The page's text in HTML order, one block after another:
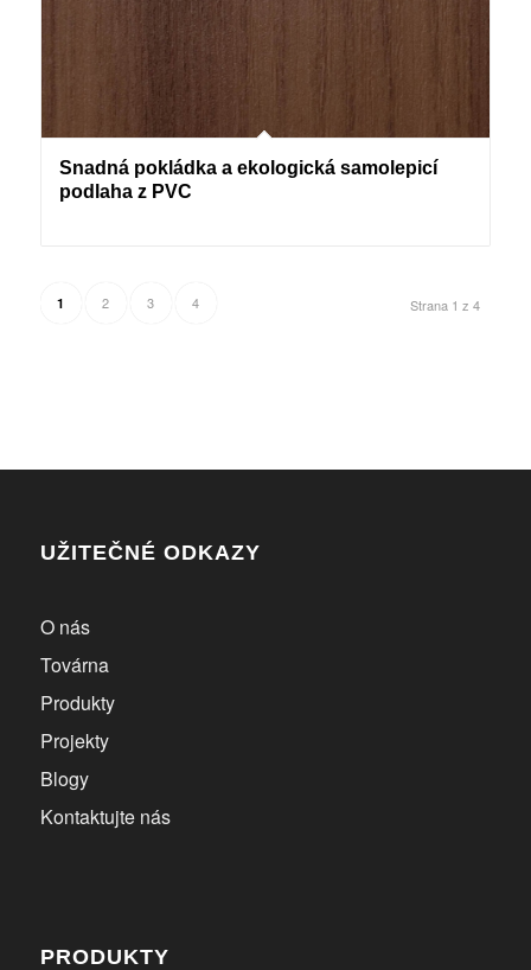
Snadná pokládka a ekologická samolepicí
podlaha z PVC
Strana 1 z 4
1 2 3 4
UŽITEČNÉ ODKAZY
O nás
Továrna
Produkty
Projekty
Blogy
Kontaktujte nás
PRODUKTY